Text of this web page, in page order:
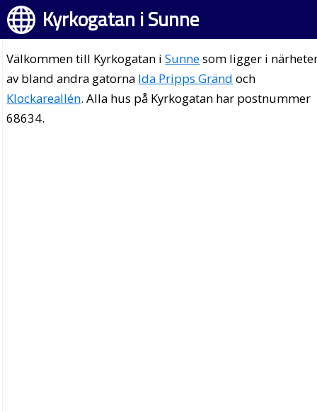
Kyrkogatan i Sunne
Välkommen till Kyrkogatan iSunnesom ligger i
av bland andra gatorna Ida Pripps Gränd och
Klockareallén. Alla hus på Kyrkogatan har postnummer
68634.